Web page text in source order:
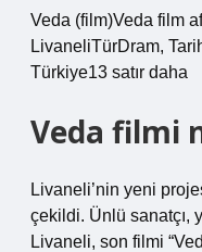
Veda (film)Veda film
LivaneliTürDram,
Türkiye13 satır daha
Veda filmi
Livaneli’nin yeni
çekildi. Ünlü sanatçı,
Livaneli, son filmi